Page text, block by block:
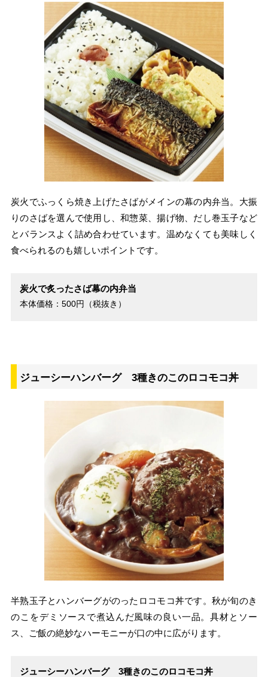
炭火でふっくら焼き上げたさばがメインの幕の内弁当。大振
りのさばを選んで使用し、和惣菜、揚げ物、だし巻玉子など
とバランスよく詰め合わせています。温めなくても美味しく
食べられるのも嬉しいポイントです。
炭火で炙ったさば幕の内弁当
本体価格：500円（税抜き）
ジューシーハンバーグ 3種きのこのロコモコ丼
半熟玉子とハンバーグがのったロコモコ丼です。秋が旬のき
のこをデミソースで煮込んだ風味の良い一品。具材とソー
ス、ご飯の絶妙なハーモニーが口の中に広がります。
ジューシーハンバーグ 3種きのこのロコモコ丼